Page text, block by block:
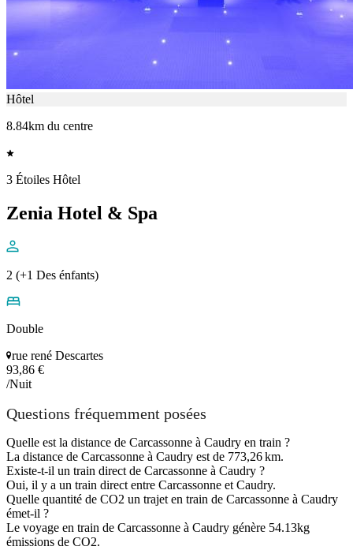
Hôtel
8.84km du centre
3 Étoiles Hôtel
Zenia Hotel & Spa
2 (+1 Des énfants)
Double
rue rené Descartes
93,86 €
/Nuit
Questions fréquemment posées
Quelle est la distance de Carcassonne à Caudry en train ?
La distance de Carcassonne à Caudry est de 773,26 km.
Existe-t-il un train direct de Carcassonne à Caudry ?
Oui, il y a un train direct entre Carcassonne et Caudry.
Quelle quantité de CO2 un trajet en train de Carcassonne à Caudry
émet-il ?
Le voyage en train de Carcassonne à Caudry génère 54.13kg
émissions de CO2.